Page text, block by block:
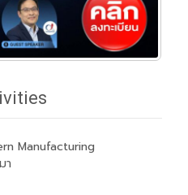
Manufacturing
า